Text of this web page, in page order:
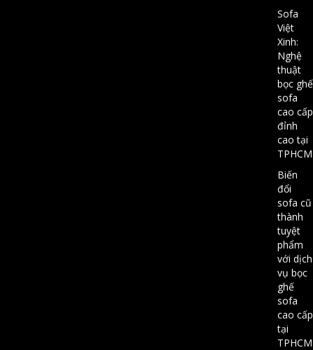
Sofa
Việt
Xinh:
Nghệ
thuật
bọc ghế
sofa
cao cấp
đỉnh
cao tại
TPHCM
Biến
đổi
sofa cũ
thành
tuyệt
phẩm
với dịch
vụ bọc
ghế
sofa
cao cấp
tại
TPHCM